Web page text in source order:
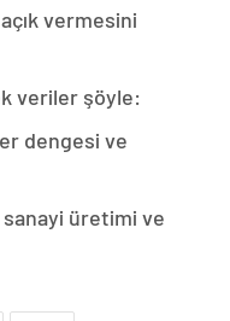
vermesini
veriler şöyle:
dengesi ve
sanayi üretimi ve